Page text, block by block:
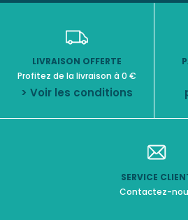
LIVRAISON OFFERTE
Profitez de la livraison à 0 €
> Voir les conditions
SERVICE
Contactez-